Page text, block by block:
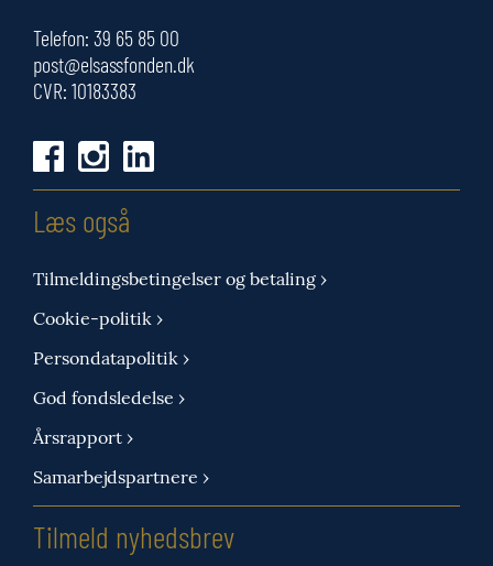
Telefon: 39 65 85 00
post@elsassfonden.dk
CVR: 10183383
Læs også
Tilmeldingsbetingelser og betaling ›
Cookie-politik ›
Persondatapolitik ›
God fondsledelse ›
Årsrapport ›
Samarbejdspartnere ›
Tilmeld nyhedsbrev